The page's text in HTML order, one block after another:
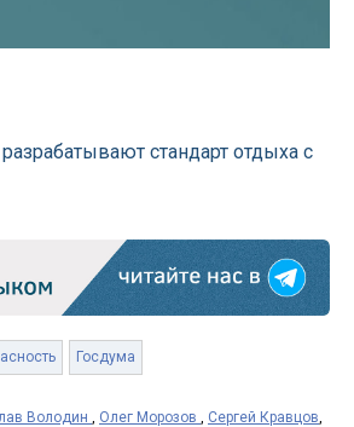
стандарт отдыха с
Госдума
Володин , Олег Морозов , Сергей Кравцов,